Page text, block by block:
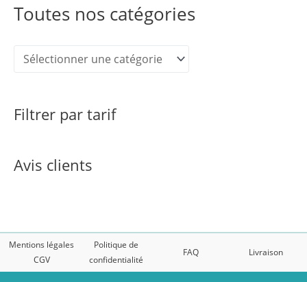
Toutes nos catégories
Filtrer par tarif
Avis clients
Mentions légales
CGV
Politique de
confidentialité
FAQ Livraison